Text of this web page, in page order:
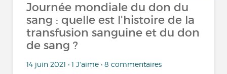
Journée mondiale du don du
sang : quelle est l'histoire de la
transfusion sanguine et du don
de sang ?
14 juin 2021 • 1 J'aime • 8 commentaires